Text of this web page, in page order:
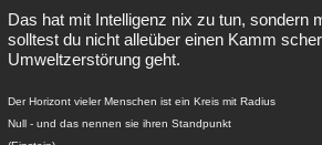
Das hat mit Intelligenz nix zu tun, sondern
solltest du nicht alleüber einen Kamm
Umweltzerstörung geht.
Der Horizont vieler Menschen ist ein Kreis mit Radius
Null - und das nennen sie ihren Standpunkt